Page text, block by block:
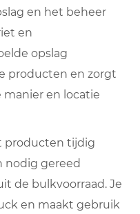
en het beheer
en
opslag
producten en zorgt
manier en locatie
producten tijdig
nodig gereed
de bulkvoorraad. Je
en maakt gebruik